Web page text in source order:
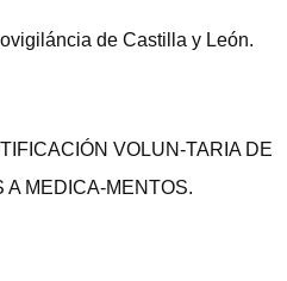
de Castilla y León.
VOLUN-TARIA DE
MEDICA-MENTOS.